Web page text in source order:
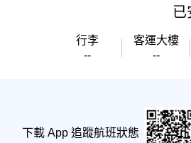
行李
--
客運大樓
--
下載 App 追蹤航班狀態